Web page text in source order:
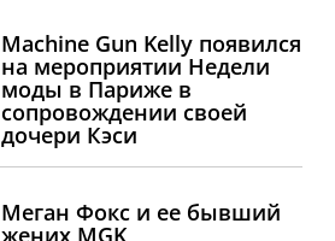
Machine Gun Kelly появился
на мероприятии Недели
моды в Париже в
сопровождении своей
дочери Кэси
Меган Фокс и ее бывший
жених MGK